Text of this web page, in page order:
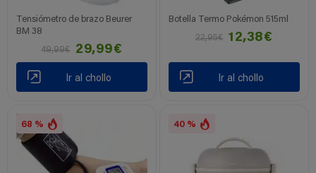
Tensiómetro de brazo Beurer
BM 38
49,99€
29,99€
Ir al chollo
Botella Termo Pokémon 515ml
22,95€
12,38€
Ir al chollo
68 % 40 %